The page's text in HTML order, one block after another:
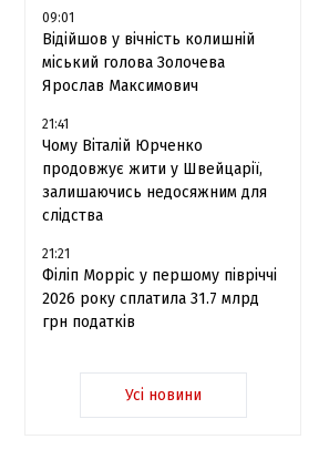
09:01
Відійшов у вічність колишній
міський голова Золочева
Ярослав Максимович
21:41
Чому Віталій Юрченко
продовжує жити у Швейцарії,
залишаючись недосяжним для
слідства
21:21
Філіп Морріс у першому півріччі
2026 року сплатила 31.7 млрд
грн податків
Усі новини